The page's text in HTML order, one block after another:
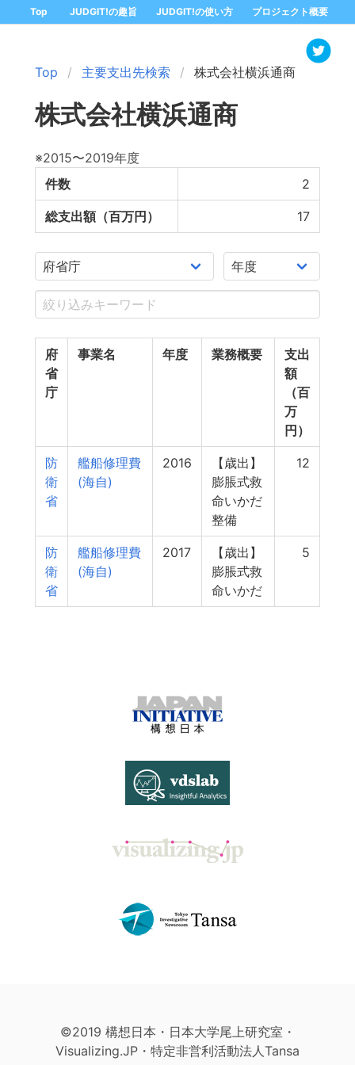
Top JUDGIT!の趣旨 JUDGIT!の使い方 プロジェクト概要
Top 主要支出先検索 株式会社横浜通商
株式会社横浜通商
※2015〜2019年度
件数
2
総支出額（百万円） 17
府
省
庁
事業名 年度 業務概要
支出
額
（百
万
円）
防
衛
省
艦船修理費
(海自)
2016
【歳出】
膨脹式救
命いかだ
整備
12
防
衛
省
艦船修理費
(海自)
2017
【歳出】
膨脹式救
命いかだ
5
©2019 構想日本・日本大学尾上研究室・
Visualizing.JP・特定非営利活動法人Tansa